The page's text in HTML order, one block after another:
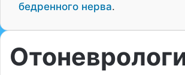
бедренного нерва.